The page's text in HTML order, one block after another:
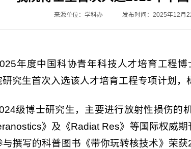
来源单位：学科办 发布时间：2025年12月
年度中国科协青年科技人才培育工程
究生首次入选该人才培育工程专项计划
级博士研究生，主要进行放射性损伤的
》及《Radiat Res》等国际权威
与撰写的科普图书《带你玩转核技术》荣